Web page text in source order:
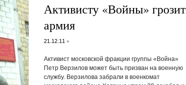
Активисту «Войны» грозит
армия
21.12.11 •
Активист московской фракции группы «Война»
Петр Верзилов может быть призван на военную
службу. Верзилова забрали в военкомат